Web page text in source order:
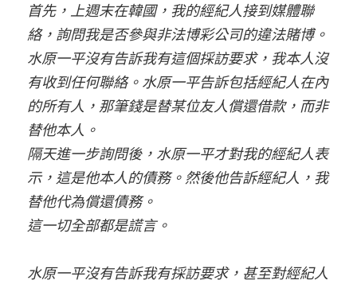
首先，上週末在韓國，我的經紀人接到媒體聯
絡，詢問我是否參與非法博彩公司的違法賭博。
水原一平沒有告訴我有這個採訪要求，我本人沒
有收到任何聯絡。水原一平告訴包括經紀人在內
的所有人，那筆錢是替某位友人償還借款，而非
替他本人。
隔天進一步詢問後，水原一平才對我的經紀人表
示，這是他本人的債務。然後他告訴經紀人，我
替他代為償還債務。
這一切全部都是謊言。
水原一平沒有告訴我有採訪要求，甚至對經紀人